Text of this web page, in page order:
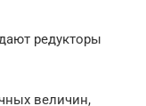
редукторы
величин,